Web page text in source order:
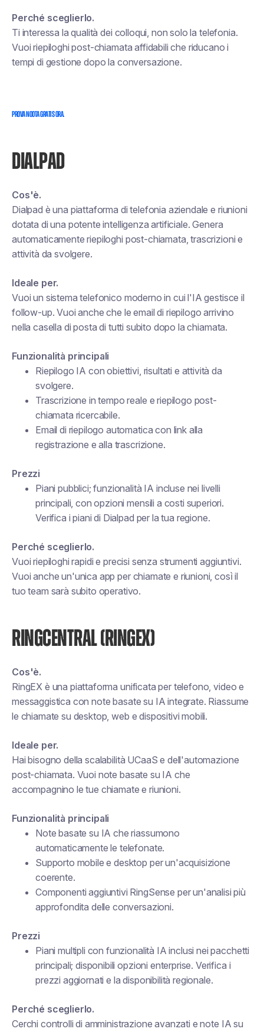
Perché sceglierlo.
Ti interessa la qualità dei colloqui, non solo la telefonia.
Vuoi riepiloghi post-chiamata affidabili che riducano i
tempi di gestione dopo la conversazione.
PROVA NOOTA GRATIS ORA.
DIALPAD
Cos'è.
Dialpad è una piattaforma di telefonia aziendale e riunioni
dotata di una potente intelligenza artificiale. Genera
automaticamente riepiloghi post-chiamata, trascrizioni e
attività da svolgere.
Ideale per.
Vuoi un sistema telefonico moderno in cui l'IA gestisce il
follow-up. Vuoi anche che le email di riepilogo arrivino
nella casella di posta di tutti subito dopo la chiamata.
Funzionalità principali
Riepilogo IA con obiettivi, risultati e attività da
svolgere.
Trascrizione in tempo reale e riepilogo post-
chiamata ricercabile.
Email di riepilogo automatica con link alla
registrazione e alla trascrizione.
Prezzi
Piani pubblici; funzionalità IA incluse nei livelli
principali, con opzioni mensili a costi superiori.
Verifica i piani di Dialpad per la tua regione.
Perché sceglierlo.
Vuoi riepiloghi rapidi e precisi senza strumenti aggiuntivi.
Vuoi anche un'unica app per chiamate e riunioni, così il
tuo team sarà subito operativo.
RINGCENTRAL (RINGEX)
Cos'è.
RingEX è una piattaforma unificata per telefono, video e
messaggistica con note basate su IA integrate. Riassume
le chiamate su desktop, web e dispositivi mobili.
Ideale per.
Hai bisogno della scalabilità UCaaS e dell'automazione
post-chiamata. Vuoi note basate su IA che
accompagnino le tue chiamate e riunioni.
Funzionalità principali
Note basate su IA che riassumono
automaticamente le telefonate.
Supporto mobile e desktop per un'acquisizione
coerente.
Componenti aggiuntivi RingSense per un'analisi più
approfondita delle conversazioni.
Prezzi
Piani multipli con funzionalità IA inclusi nei pacchetti
principali; disponibili opzioni enterprise. Verifica i
prezzi aggiornati e la disponibilità regionale.
Perché sceglierlo.
Cerchi controlli di amministrazione avanzati e note IA su